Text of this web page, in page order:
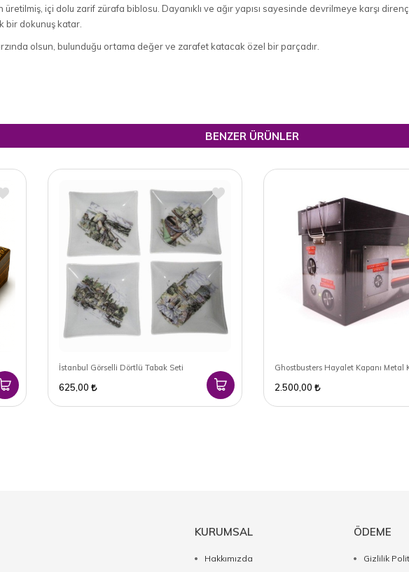
içi dolu zarif zürafa biblosu. Dayanıklı ve ağır yapısı sayesinde devrilmeye karşı
bir dokunuş katar.
olsun, bulunduğu ortama değer ve zarafet katacak özel bir parçadır.
BENZER ÜRÜNLER
İstanbul Görselli Dörtlü Tabak Seti
625,00
Ghostbusters Hayalet Kapanı Metal
2.500,00
KURUMSAL
Hakkımızda
ÖDEME
Gizlilik